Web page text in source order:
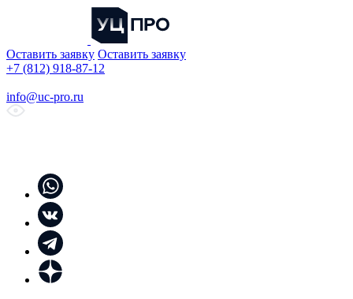
Оставить заявку Оставить заявку
+7 (812) 918-87-12
info@uc-pro.ru